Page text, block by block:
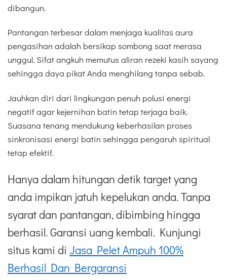
dibangun.
Pantangan terbesar dalam menjaga kualitas aura
pengasihan adalah bersikap sombong saat merasa
unggul. Sifat angkuh memutus aliran rezeki kasih sayang
sehingga daya pikat Anda menghilang tanpa sebab.
Jauhkan diri dari lingkungan penuh polusi energi
negatif agar kejernihan batin tetap terjaga baik.
Suasana tenang mendukung keberhasilan proses
sinkronisasi energi batin sehingga pengaruh spiritual
tetap efektif.
Hanya dalam hitungan detik target yang
anda impikan jatuh kepelukan anda. Tanpa
syarat dan pantangan, dibimbing hingga
berhasil. Garansi uang kembali. Kunjungi
situs kami di Jasa Pelet Ampuh 100%
Berhasil Dan Bergaransi